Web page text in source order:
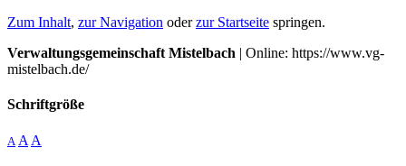
Zum Inhalt, zur Navigation oderzur Startseite springen.
Verwaltungsgemeinschaft Mistelbach | Online: https://www.vg-
mistelbach.de/
Schriftgröße
A A A